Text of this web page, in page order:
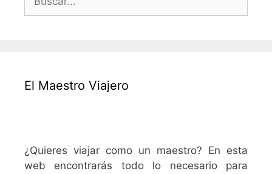
El Maestro Viajero
¿Quieres viajar como un maestro? En esta
web encontrarás todo lo necesario para